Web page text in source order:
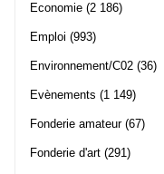
Economie (2 186)
Emploi (993)
Environnement/C02 (36)
Evènements (1 149)
Fonderie amateur(67)
Fonderie d'art (291)